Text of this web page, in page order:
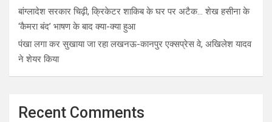
बांग्लादेश सरकार चिढ़ी, क्रिकेटर शाकिब के घर पर अटैक… शेख हसीना के
‘कैमरा बंद’ भाषण के बाद क्या-क्या हुआ
पंखा लगा कर सुखाया जा रहा लखनऊ-कानपुर एक्सप्रेस वे, अखिलेश यादव
ने शेयर किया
Recent Comments